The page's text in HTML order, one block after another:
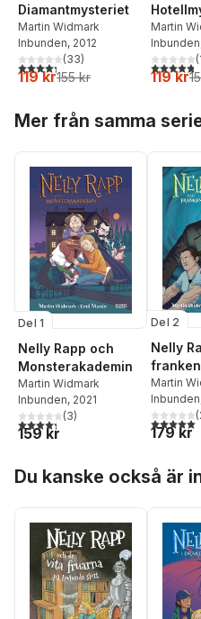
Diamantmysteriet
Martin Widmark
Inbunden, 2012
4,3utav 5 stjärnor. Totalt antal
(33)
119 kr155 kr
Martin
Inbunden
4,8utav 5(
119 kr
Mer från samma
Del 1
Nelly Rapp och
Monsterakademin
Martin Widmark
Inbunden, 2021
4,3utav 5 stjärnor. Totalt antal
(3)
159 kr
Del 2
Nelly
Martin
Inbunden
5,0utav 5(
179 kr
Du kanske också är